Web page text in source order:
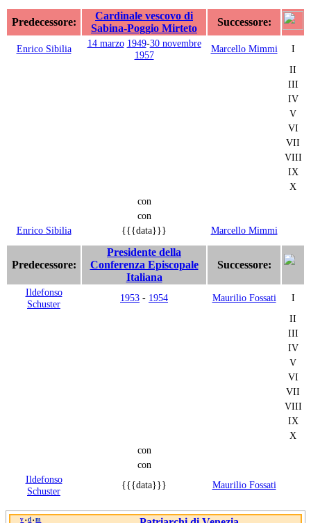
Predecessore:
Cardinale vescovo di
Sabina-Poggio Mirteto
Successore:
Enrico Sibilia 14 marzo 1949-30 novembre
1957
Marcello Mimmi
I
II
III
IV
V
VI
VII
VIII
IX
X
con
con
Enrico Sibilia
{{{data}}} Marcello Mimmi
Predecessore:
Presidente della
Conferenza Episcopale
Italiana
Successore:
Ildefonso
Schuster
1953 - 1954 Maurilio Fossati
I
II
III
IV
V
VI
VII
VIII
IX
X
con
con
Ildefonso
Schuster
{{{data}}} Maurilio Fossati
v • d • m